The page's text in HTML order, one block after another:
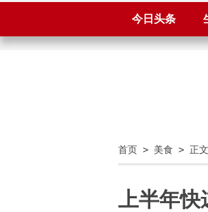
今日头条
首页 > 美食 > 正文
上半年快